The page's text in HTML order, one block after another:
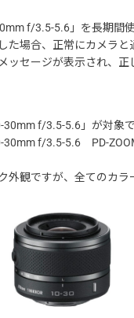
f/3.5-5.6」を長期間
た場合、正常にカメラと
ッセージが表示され、正
30mm f/3.5-5.6」が対象で
30mm f/3.5-5.6 PD-
外観ですが、全てのカラ